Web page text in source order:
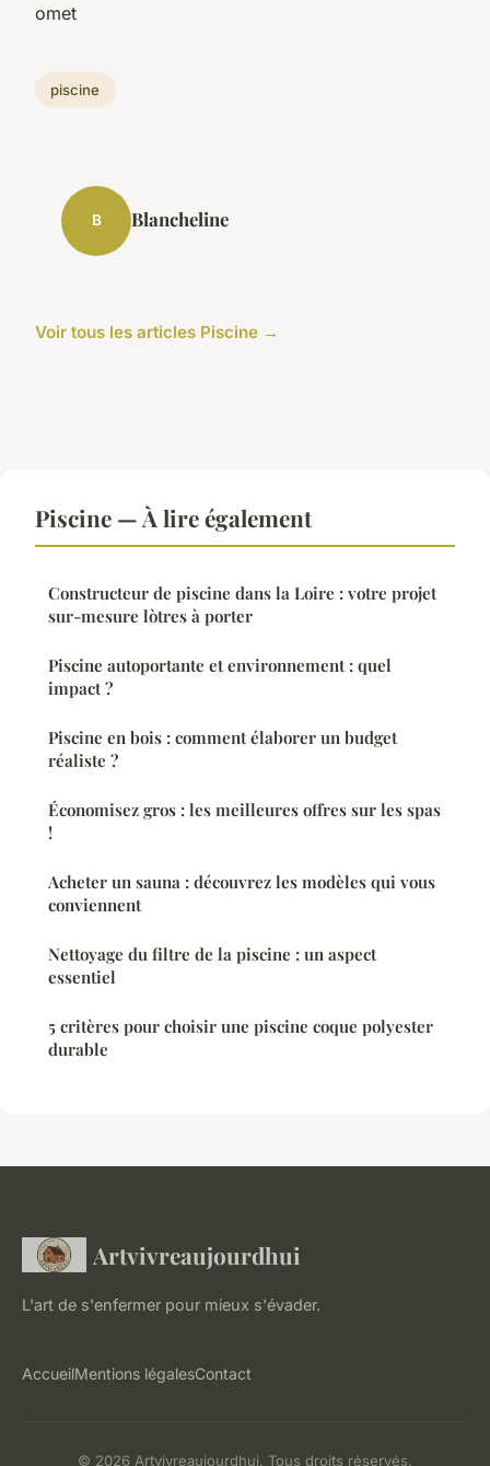
omet
piscine
B Blancheline
Voir tous les articles Piscine →
Piscine — À lire également
Constructeur de piscine dans la Loire : votre projet
sur-mesure lòtres à porter
Piscine autoportante et environnement : quel
impact ?
Piscine en bois : comment élaborer un budget
réaliste ?
Économisez gros : les meilleures offres sur les spas
!
Acheter un sauna : découvrez les modèles qui vous
conviennent
Nettoyage du filtre de la piscine : un aspect
essentiel
5 critères pour choisir une piscine coque polyester
durable
Artvivreaujourdhui
L'art de s'enfermer pour mieux s'évader.
AccueilMentions légalesContact
© 2026 Artvivreaujourdhui. Tous droits réservés.